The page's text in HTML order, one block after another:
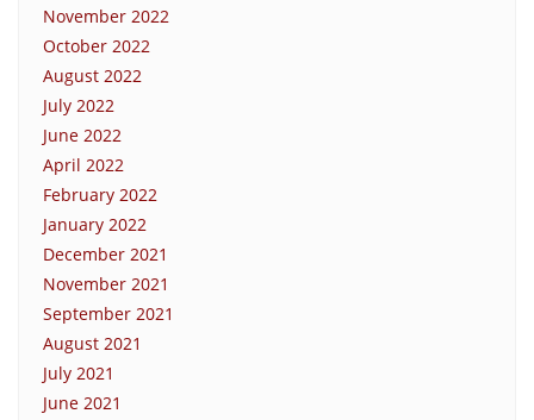
November 2022
October 2022
August 2022
July 2022
June 2022
April 2022
February 2022
January 2022
December 2021
November 2021
September 2021
August 2021
July 2021
June 2021